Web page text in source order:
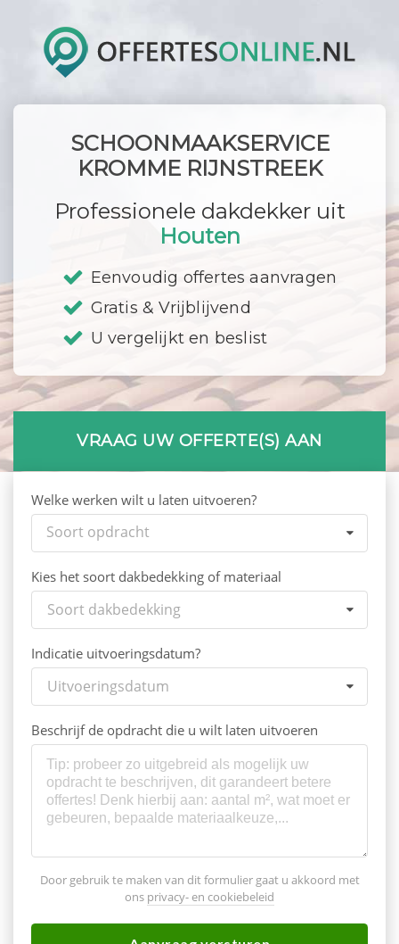
SCHOONMAAKSERVICE
KROMME RIJNSTREEK
Professionele dakdekker uit
Houten
Eenvoudig offertes aanvragen
Gratis & Vrijblijvend
U vergelijkt en beslist
VRAAG UW OFFERTE(S) AAN
Welke werken wilt u laten uitvoeren?
Soort opdracht
Kies het soort dakbedekking of materiaal
Soort dakbedekking
Indicatie uitvoeringsdatum?
Uitvoeringsdatum
Beschrijf de opdracht die u wilt laten uitvoeren
Door gebruik te maken van dit formulier gaat u akkoord met
ons privacy- en cookiebeleid